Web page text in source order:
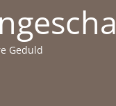
Geduld